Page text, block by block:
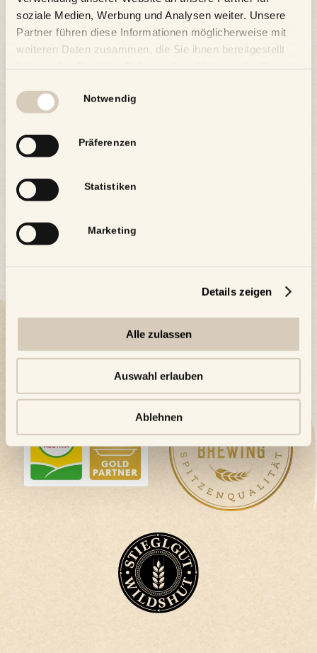
soziale Medien, Werbung und Analysen weiter. Unsere
Partner führen diese Informationen möglicherweise mit
weiteren Daten zusammen, die Sie ihnen bereitgestellt
Notwendig
Präferenzen
Statistiken
Marketing
Details zeigen
Alle zulassen
Auswahl erlauben
Ablehnen
Führung über das 1. Biergut
Österreichs
Zum Kalender hinzufügen